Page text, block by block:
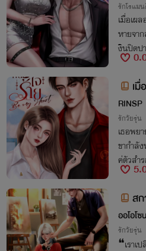
รักโรแม
เมื่อเผ
หายจา
งินปิดป
เดียวจ
พี่สาว
เ
Heart)
RINSP
รักวัยรุ่น
เธอพย
ขากำลั
ค่ตัวสำ
ส
ออโอโซน
รักวัยรุ่น
❝เราเ